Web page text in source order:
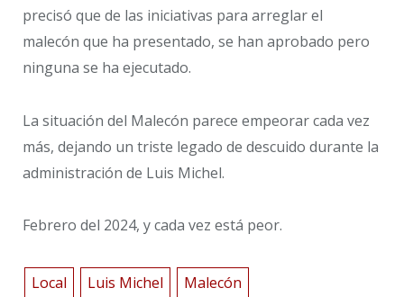
precisó que de las iniciativas para arreglar el
malecón que ha presentado, se han aprobado pero
ninguna se ha ejecutado.
La situación del Malecón parece empeorar cada vez
más, dejando un triste legado de descuido durante la
administración de Luis Michel.
Febrero del 2024, y cada vez está peor.
Local Luis Michel Malecón